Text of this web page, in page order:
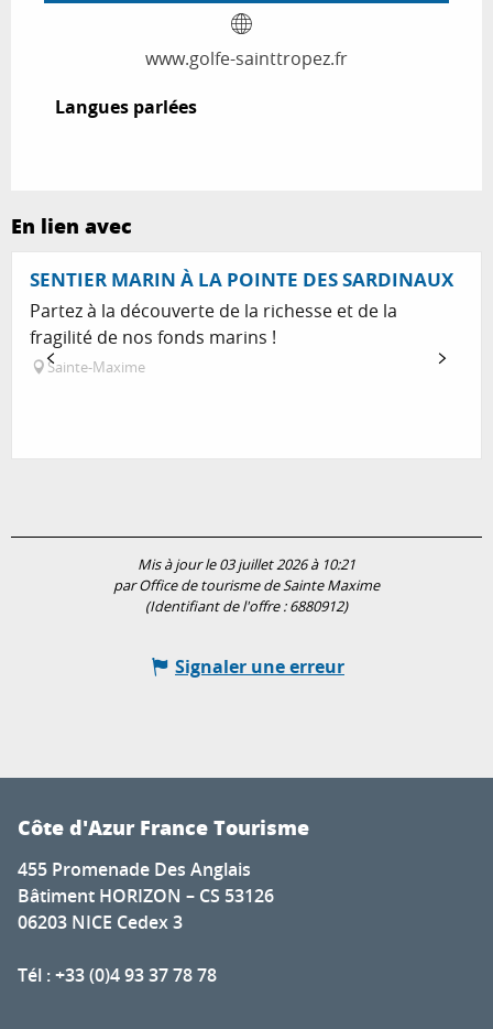
www.golfe-sainttropez.fr
Langues parlées
Langues parlées
En lien avec
SENTIER MARIN À LA POINTE DES SARDINAUX
Partez à la découverte de la richesse et de la
fragilité de nos fonds marins !
Sainte-Maxime
Mis à jour le 03 juillet 2026 à 10:21
par Office de tourisme de Sainte Maxime
(Identifiant de l'offre :6880912)
Signaler une erreur
Côte d'Azur France Tourisme
455 Promenade Des Anglais
Bâtiment HORIZON – CS 53126
06203 NICE Cedex 3
Tél : +33 (0)4 93 37 78 78